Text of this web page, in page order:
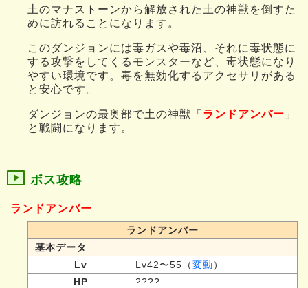
土のマナストーンから解放された土の神獣を倒すた
めに訪れることになります。
このダンジョンには毒ガスや毒沼、それに毒状態に
する攻撃をしてくるモンスターなど、毒状態になり
やすい環境です。毒を無効化するアクセサリがある
と安心です。
ダンジョンの最奥部で土の神獣「 ランドアンバー 」
と戦闘になります。
ボス攻略
ランドアンバー
ランドアンバー
基本データ
Lv
Lv42〜55（変動 ）
HP
????